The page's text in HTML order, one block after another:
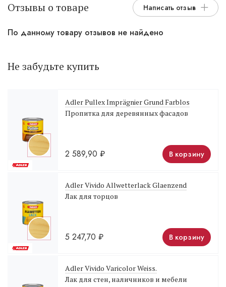
Отзывы о товаре Написать отзыв
По данному товару отзывов не найдено
Не забудьте купить
Adler Pullex Imprägnier Grund Farblos
Пропитка для деревянных фасадов
2 589,90 ₽ В корзину
Adler Vivido Allwetterlack Glaenzend
Лак для торцов
5 247,70 ₽ В корзину
Adler Vivido Varicolor Weiss.
Лак для стен, наличников и мебели